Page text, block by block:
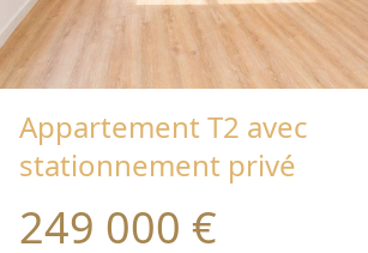
Appartement T2 avec
stationnement privé
249 000 €